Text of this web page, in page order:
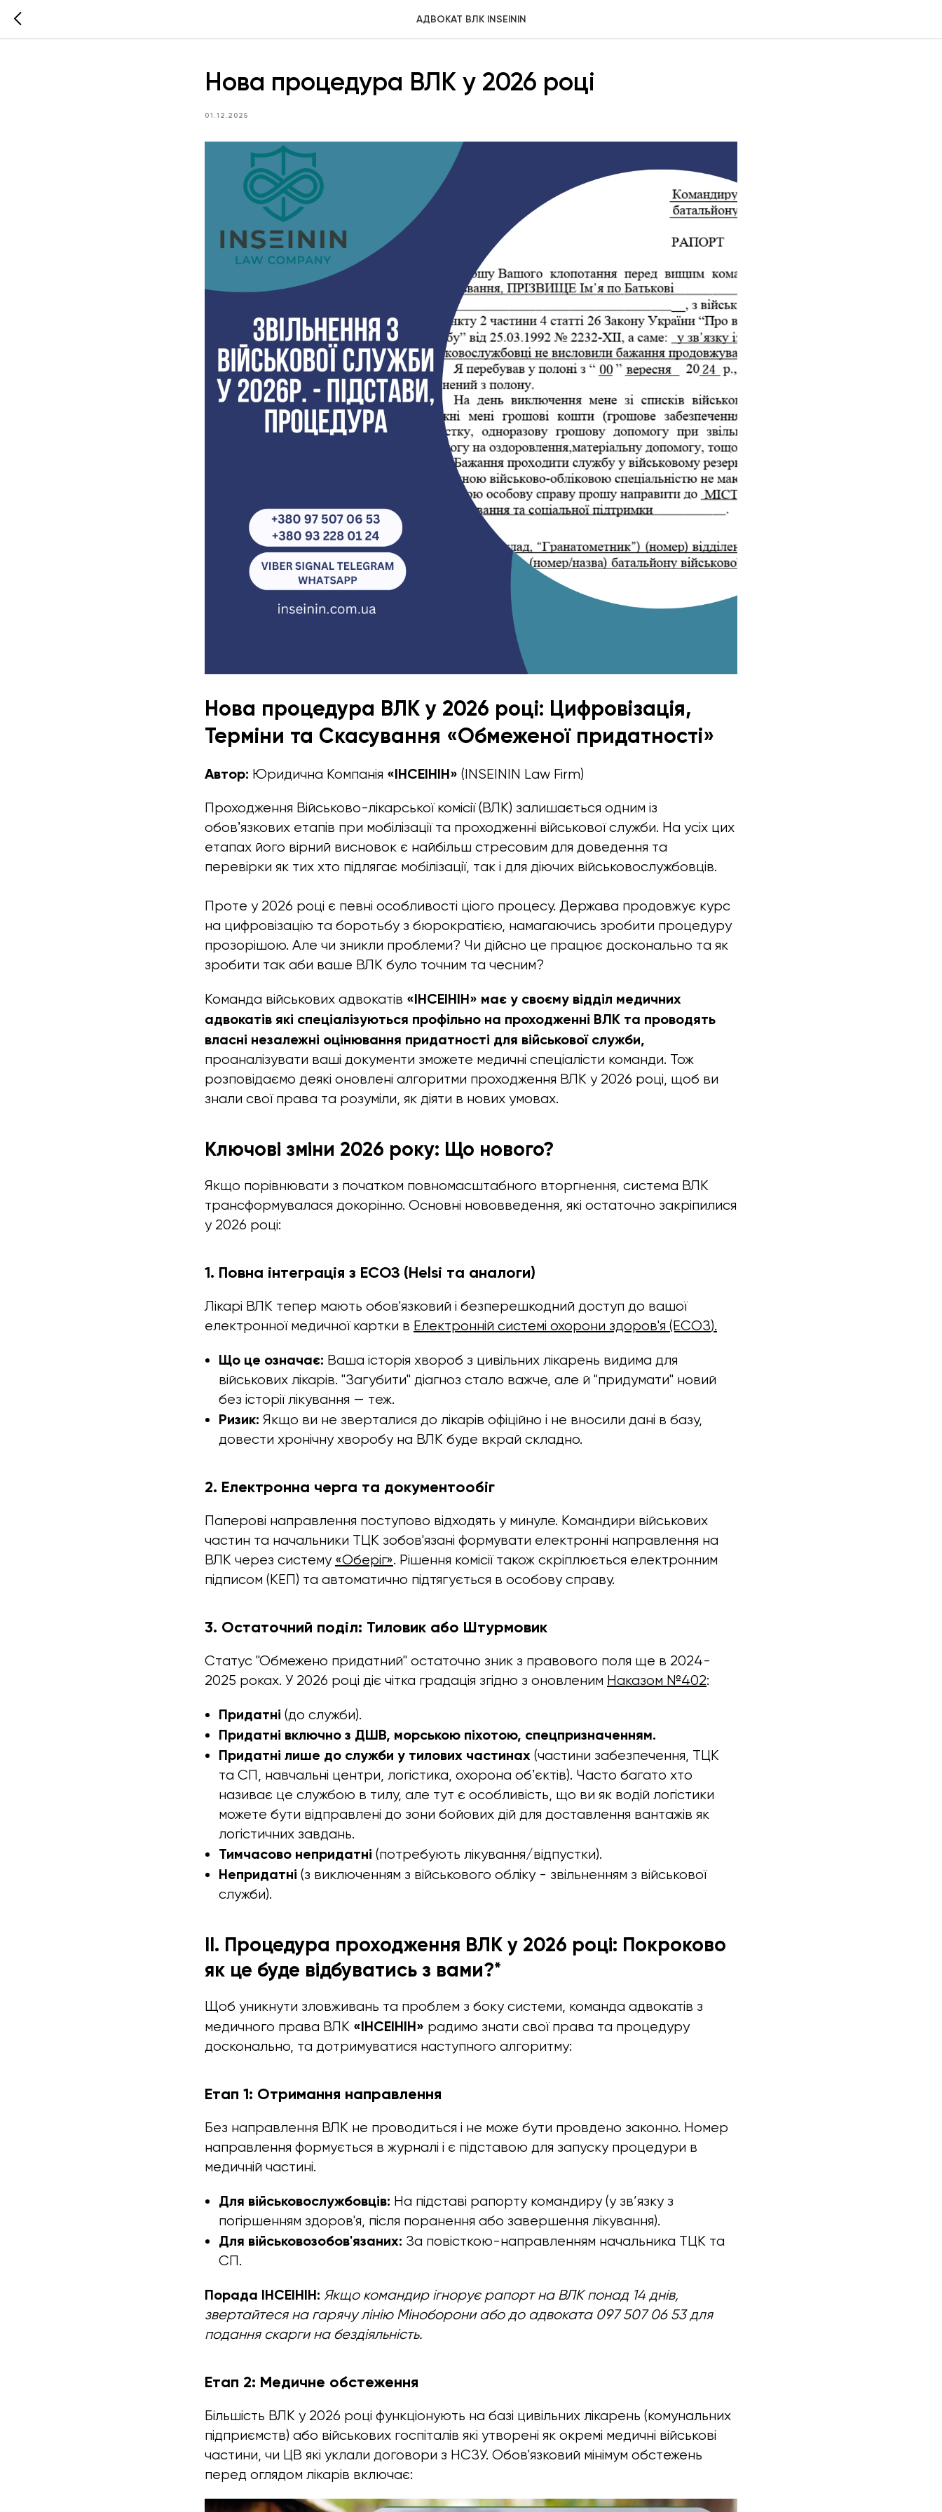
АДВОКАТ ВЛК INSEININ
Нова процедура ВЛК у 2026 році
01.12.2025
Нова процедура ВЛК у 2026 році: Цифровізація,
Терміни та Скасування «Обмеженої придатності»
Автор: Юридична Компанія «ІНСЕІНІН» (INSEININ Law Firm)
Проходження Військово-лікарської комісії (ВЛК) залишається одним із
обовʼязкових етапів при мобілізації та проходженні військової служби. На усіх цих
етапах його вірний висновок є найбільш стресовим для доведення та
перевірки як тих хто підлягає мобілізації, так і для діючих військовослужбовців.
Проте у 2026 році є певні особливості ціого процесу. Держава продовжує курс
на цифровізацію та боротьбу з бюрократією, намагаючись зробити процедуру
прозорішою. Але чи зникли проблеми? Чи дійсно це працює досконально та як
зробити так аби ваше ВЛК було точним та чесним?
Команда військових адвокатів «ІНСЕІНІН» має у своєму відділ медичних
адвокатів які спеціалізуються профільно на проходженні ВЛК та проводять
власні незалежні оцінювання придатності для військової служби,
проаналізувати ваші документи зможете медичні спеціалісти команди. Тож
розповідаємо деякі оновлені алгоритми проходження ВЛК у 2026 році, щоб ви
знали свої права та розуміли, як діяти в нових умовах.
Ключові зміни 2026 року: Що нового?
Якщо порівнювати з початком повномасштабного вторгнення, система ВЛК
трансформувалася докорінно. Основні нововведення, які остаточно закріпилися
у 2026 році:
1. Повна інтеграція з ЕСОЗ (Helsi та аналоги)
Лікарі ВЛК тепер мають обов'язковий і безперешкодний доступ до вашої
електронної медичної картки в Електронній системі охорони здоров'я (ЕСОЗ).
Що це означає: Ваша історія хвороб з цивільних лікарень видима для
військових лікарів. "Загубити" діагноз стало важче, але й "придумати" новий
без історії лікування — теж.
Ризик: Якщо ви не зверталися до лікарів офіційно і не вносили дані в базу,
довести хронічну хворобу на ВЛК буде вкрай складно.
2. Електронна черга та документообіг
Паперові направлення поступово відходять у минуле. Командири військових
частин та начальники ТЦК зобов'язані формувати електронні направлення на
ВЛК через систему «Оберіг». Рішення комісії також скріплюється електронним
підписом (КЕП) та автоматично підтягується в особову справу.
3. Остаточний поділ: Тиловик або Штурмовик
Статус "Обмежено придатний" остаточно зник з правового поля ще в 2024-
2025 роках. У 2026 році діє чітка градація згідно з оновленим Наказом №402:
Придатні (до служби).
Придатні включно з ДШВ, морською піхотою, спецпризначенням.
Придатні лише до служби у тилових частинах (частини забезпечення, ТЦК
та СП, навчальні центри, логістика, охорона обʼєктів). Часто багато хто
називає це службою в тилу, але тут є особливість, що ви як водій логістики
можете бути відправлені до зони бойових дій для доставлення вантажів як
логістичних завдань.
Тимчасово непридатні (потребують лікування/відпустки).
Непридатні (з виключенням з військового обліку - звільненням з військової
служби).
II. Процедура проходження ВЛК у 2026 році: Покроково
як це буде відбуватись з вами?*
Щоб уникнути зловживань та проблем з боку системи, команда адвокатів з
медичного права ВЛК «ІНСЕІНІН» радимо знати свої права та процедуру
досконально, та дотримуватися наступного алгоритму:
Етап 1: Отримання направлення
Без направлення ВЛК не проводиться і не може бути провдено законно. Номер
направлення формується в журналі і є підставою для запуску процедури в
медичній частині.
Для військовослужбовців: На підставі рапорту командиру (у зв’язку з
погіршенням здоров'я, після поранення або завершення лікування).
Для військовозобов'язаних: За повісткою-направленням начальника ТЦК та
СП.
Порада ІНСЕІНІН: Якщо командир ігнорує рапорт на ВЛК понад 14 днів,
звертайтеся на гарячу лінію Міноборони або до адвоката 097 507 06 53 для
подання скарги на бездіяльність.
Етап 2: Медичне обстеження
Більшість ВЛК у 2026 році функціонують на базі цивільних лікарень (комунальних
підприємств) або військових госпіталів які утворені як окремі медичні військові
частини, чи ЦВ які уклали договори з НСЗУ. Обов'язковий мінімум обстежень
перед оглядом лікарів включає: